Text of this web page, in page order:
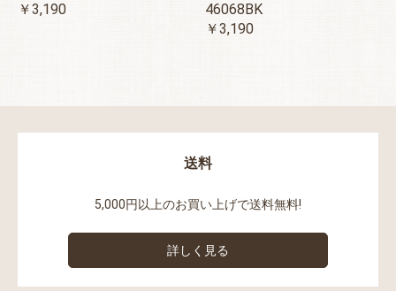
￥3,190
46068BK
￥3,190
送料
5,000円以上のお買い上げで送料無料!
詳しく見る